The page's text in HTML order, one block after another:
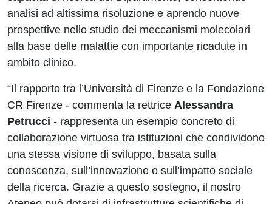
analisi ad altissima risoluzione e aprendo nuove
prospettive nello studio dei meccanismi molecolari
alla base delle malattie con importante ricadute in
ambito clinico.
“Il rapporto tra l’Università di Firenze e la Fondazione
CR Firenze - commenta la rettrice Alessandra
Petrucci - rappresenta un esempio concreto di
collaborazione virtuosa tra istituzioni che condividono
una stessa visione di sviluppo, basata sulla
conoscenza, sull’innovazione e sull’impatto sociale
della ricerca. Grazie a questo sostegno, il nostro